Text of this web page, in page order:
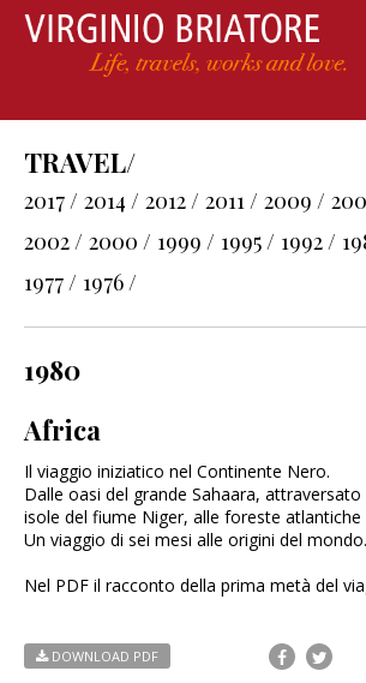
TRAVEL/
2017 / 2014 / 2012 / 2011 / 2009 /
2002 / 2000 / 1999 / 1995 / 1992 /
1977 / 1976 /
1980
Africa
Il viaggio iniziatico nel Continente Nero.
Dalle oasi del grande Sahaara,
isole del fiume Niger, alle foreste atlantiche
Un viaggio di sei mesi alle origini del mondo.
Nel PDF il racconto della prima metà del
DOWNLOAD PDF